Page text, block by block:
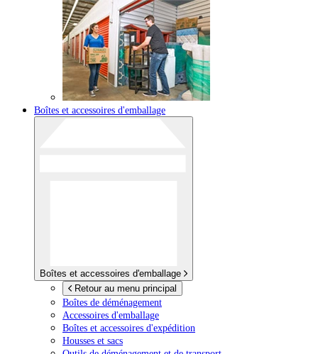
Boîtes et accessoires d'emballage
Boîtes et accessoires d'emballage
Retour au menu principal
Boîtes de déménagement
Accessoires d'emballage
Boîtes et accessoires d'expédition
Housses et sacs